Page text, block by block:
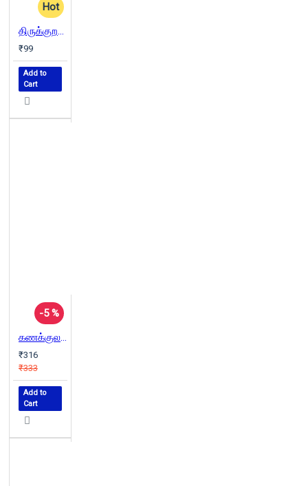
Hot
திருக்குறள் தெளிவுரை (மு.வரதராசனார்)
₹99
Add to
Cart
-5 %
கணக்குல கில்லாடி! - குழந்தைகளுக்கான சுவையான கணக்குப் புதிர்க் கதைகள்
₹316
₹333
Add to
Cart